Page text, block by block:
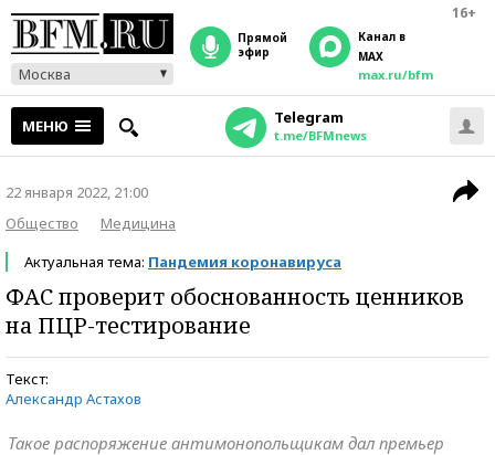
16+
Москва
прямой
эфир
Канал в
MAX
max.ru/bfm
МЕНЮ Telegram
t.me/BFMnews
22 января 2022, 21:00
Общество
Медицина
Актуальная тема: Пандемия коронавируса
ФАС проверит обоснованность ценников
на ПЦР-тестирование
Текст:
Александр Астахов
Такое распоряжение антимонопольщикам дал премьер